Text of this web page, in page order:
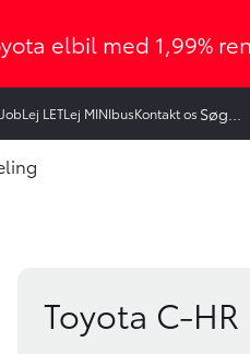
elbil med 1,99%
JobLej LETLej MINIbusKontakt os
Toyota C-HR